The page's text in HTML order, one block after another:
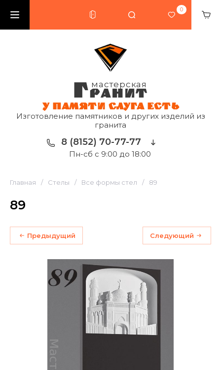
0
мастерская
ГРАНИТ
У ПАМЯТИ СЛУГА ЕСТЬ
Изготовление памятников и других изделий из
гранита
8 (8152) 70-77-77
Пн-сб с 9:00 до 18:00
Главная / Стелы / Все формы стел / 89
89
Предыдущий Следующий